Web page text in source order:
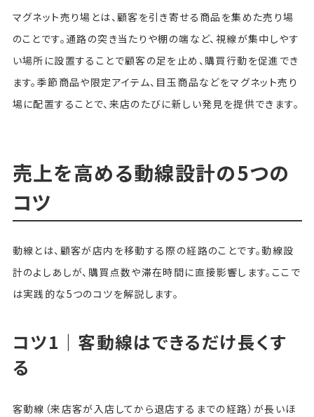
マグネット売り場とは、顧客を引き寄せる商品を集めた売り場
のことです。通路の突き当たりや棚の端など、視線が集中しやす
い場所に設置することで顧客の足を止め、購買行動を促進でき
ます。季節商品や限定アイテム、目玉商品などをマグネット売り
場に配置することで、来店のたびに新しい発見を提供できます。
売上を高める動線設計の5つの
コツ
動線とは、顧客が店内を移動する際の経路のことです。動線設
計のよしあしが、購買点数や滞在時間に直接影響します。ここで
は実践的な5つのコツを解説します。
コツ1｜客動線はできるだけ長くす
る
客動線（来店客が入店してから退店するまでの経路）が長いほ